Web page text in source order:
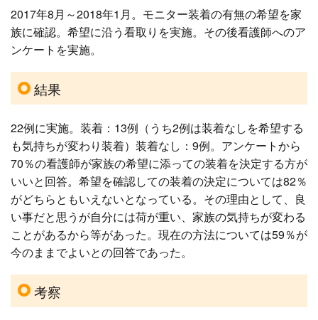
2017年8月～2018年1月。モニター装着の有無の希望を家
族に確認。希望に沿う看取りを実施。その後看護師へのア
ンケートを実施。
結果
22例に実施。装着：13例（うち2例は装着なしを希望する
も気持ちが変わり装着）装着なし：9例。アンケートから
70％の看護師が家族の希望に添っての装着を決定する方が
いいと回答。希望を確認しての装着の決定については82％
がどちらともいえないとなっている。その理由として、良
い事だと思うが自分には荷が重い、家族の気持ちが変わる
ことがあるから等があった。現在の方法については59％が
今のままでよいとの回答であった。
考察